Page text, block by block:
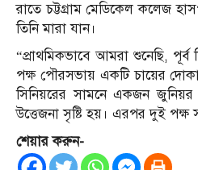
রাতে চট্টগ্রাম মেডিকেল কলেজ
তিনি মারা যান।
“প্রাথমিকভাবে আমরা শুনেছি,
পক্ষ পৌরসভায় একটি চায়ের
সিনিয়রের সামনে একজন
উত্তেজনা সৃষ্টি হয়। এরপর দুই পক্ষ
শেয়ার করুন-